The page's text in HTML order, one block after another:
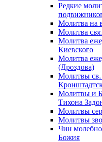
Редкие
Молитва на
Молитва
Молитва
Киевского
Молитва
(Дроздова)
Молитвы св.
Молитвы и
Тихона
Молитвы
Молитвы
Чин
Божия